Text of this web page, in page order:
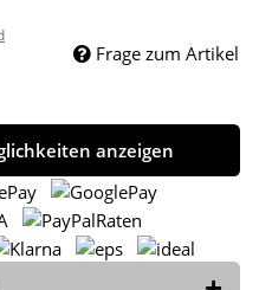
Frage zum Artikel
anzeigen